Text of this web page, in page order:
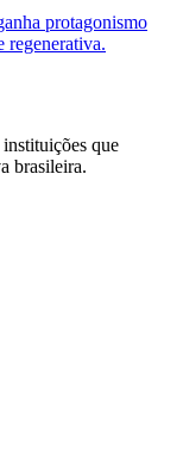
protagonismo
regenerativa.
que
brasileira.